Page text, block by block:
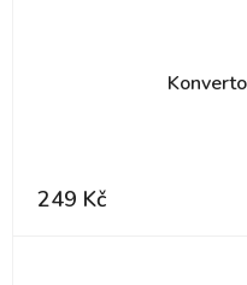
249 Kč